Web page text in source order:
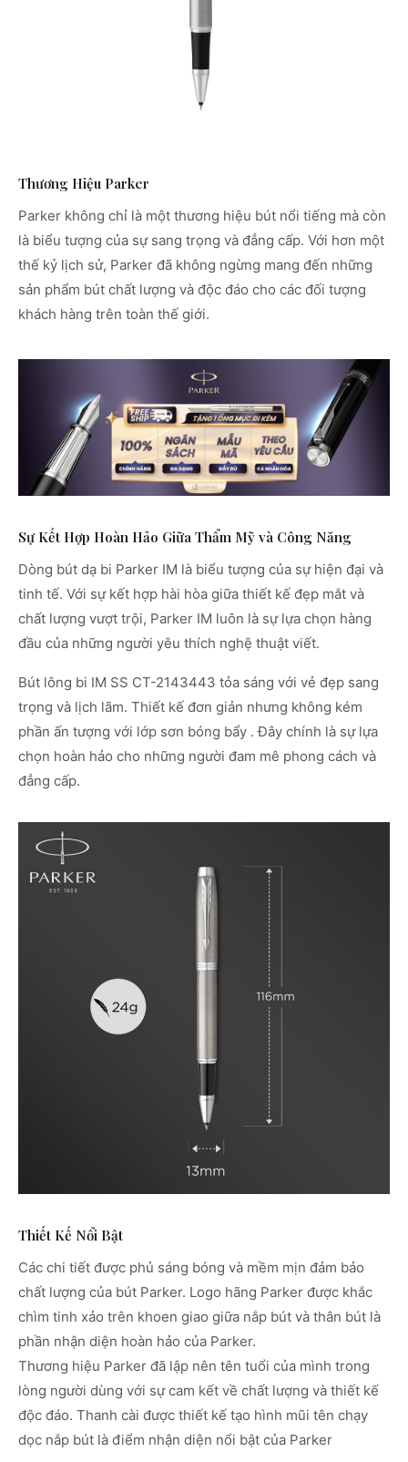
Thương Hiệu Parker
Parker không chỉ là một thương hiệu bút nổi tiếng mà còn
là biểu tượng của sự sang trọng và đẳng cấp. Với hơn một
thế kỷ lịch sử, Parker đã không ngừng mang đến những
sản phẩm bút chất lượng và độc đáo cho các đối tượng
khách hàng trên toàn thế giới.
Sự Kết Hợp Hoàn Hảo Giữa Thẩm Mỹ và Công Năng
Dòng bút dạ bi Parker IM là biểu tượng của sự hiện đại và
tinh tế. Với sự kết hợp hài hòa giữa thiết kế đẹp mắt và
chất lượng vượt trội, Parker IM luôn là sự lựa chọn hàng
đầu của những người yêu thích nghệ thuật viết.
Bút lông bi IM SS CT-2143443 tỏa sáng với vẻ đẹp sang
trọng và lịch lãm. Thiết kế đơn giản nhưng không kém
phần ấn tượng với lớp sơn bóng bẩy . Đây chính là sự lựa
chọn hoàn hảo cho những người đam mê phong cách và
đẳng cấp.
Thiết Kế Nổi Bật
Các chi tiết được phủ sáng bóng và mềm mịn đảm bảo
chất lượng của bút Parker. Logo hãng Parker được khắc
chìm tinh xảo trên khoen giao giữa nắp bút và thân bút là
phần nhận diện hoàn hảo của Parker.
Thương hiệu Parker đã lập nên tên tuổi của mình trong
lòng người dùng với sự cam kết về chất lượng và thiết kế
độc đáo. Thanh cài được thiết kế tạo hình mũi tên chạy
dọc nắp bút là điểm nhận diện nổi bật của Parker